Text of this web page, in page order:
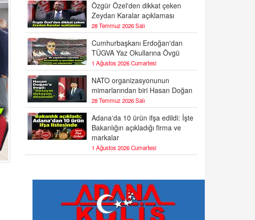
Özgür Özel'den dikkat çeken
Zeydan Karalar açıklaması
28 Temmuz 2026 Salı
Cumhurbaşkanı Erdoğan'dan
TÜGVA Yaz Okullarına Övgü
1 Ağustos 2026 Cumartesi
NATO organizasyonunun
mimarlarından biri Hasan Doğan
28 Temmuz 2026 Salı
Adana'da 10 ürün ifşa edildi: İşte
Bakanlığın açıkladığı firma ve
markalar
1 Ağustos 2026 Cumartesi